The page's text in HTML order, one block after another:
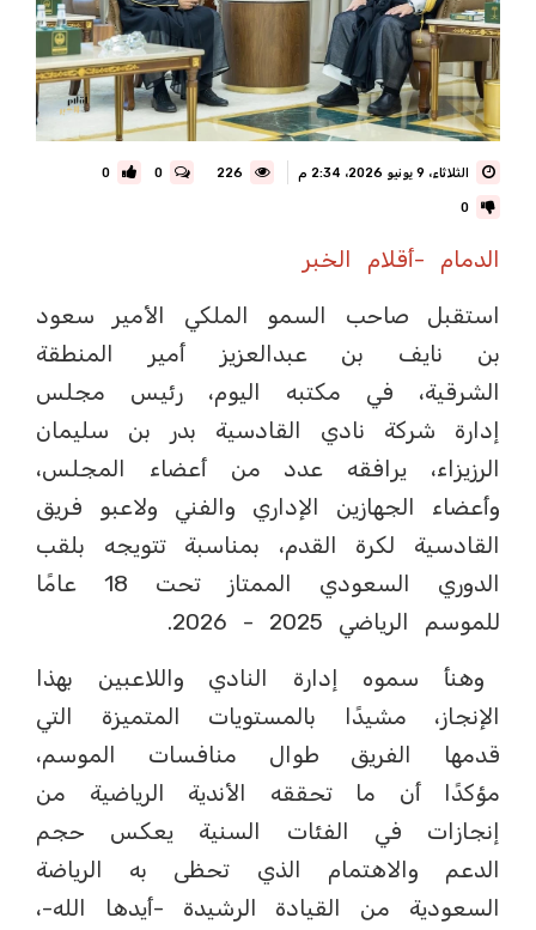
الثلاثاء، 9 يونيو 2026، 2:34 م 0
0
0
الدمام -أقلام الخبر
استقبل صاحب السمو الملكي الأمير سعود
بن نايف بن عبدالعزيز أمير المنطقة
الشرقية، في مكتبه اليوم، رئيس مجلس
إدارة شركة نادي القادسية بدر بن سليمان
الرزيزاء، يرافقه عدد من أعضاء المجلس،
وأعضاء الجهازين الإداري والفني ولاعبو فريق
القادسية لكرة القدم، بمناسبة تتويجه بلقب
الدوري السعودي الممتاز تحت 18 عامًا
للموسم الرياضي 2025 - 2026.
وهنأ سموه إدارة النادي واللاعبين بهذا
الإنجاز، مشيدًا بالمستويات المتميزة التي
قدمها الفريق طوال منافسات الموسم،
مؤكدًا أن ما تحققه الأندية الرياضية من
إنجازات في الفئات السنية يعكس حجم
الدعم والاهتمام الذي تحظى به الرياضة
السعودية من القيادة الرشيدة -أيدها الله-،